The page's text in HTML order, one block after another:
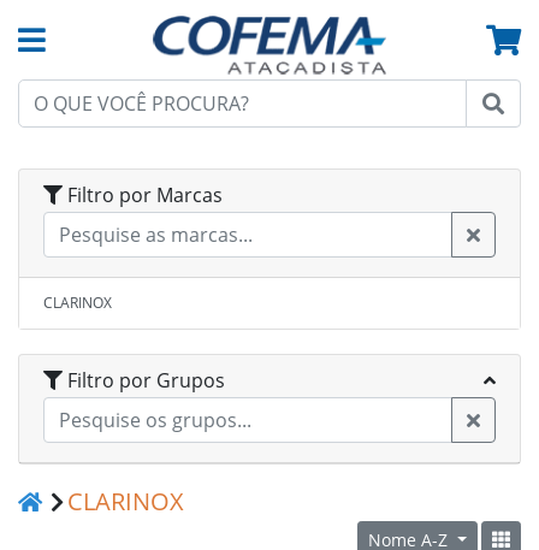
Filtro por Marcas
CLARINOX
Filtro por Grupos
CLARINOX
Nome A-Z